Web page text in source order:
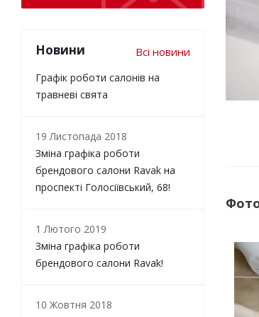
Новини Всі новини
Графік роботи салонів на
травневі свята
19 Листопада 2018
Зміна графіка роботи
брендового салони Ravak на
проспекті Голосіївський, 68!
1 Лютого 2019
Зміна графіка роботи
брендового салони Ravak!
10 Жовтня 2018